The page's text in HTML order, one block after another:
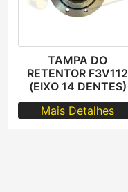
TAMPA DO
RETENTOR F3V112
(EIXO 14 DENTES)
Mais Detalhes